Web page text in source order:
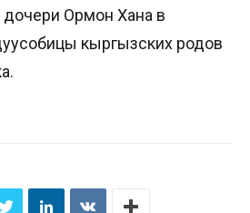
дочери Ормон Хана в
кыргызских родов